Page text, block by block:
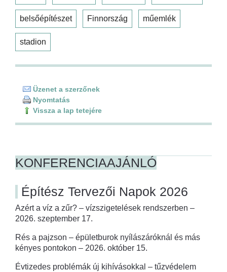
belsőépítészet Finnország műemlék
stadion
Üzenet a szerzőnek
Nyomtatás
Vissza a lap tetejére
KONFERENCIAAJÁNLÓ
Építész Tervezői Napok 2026
Azért a víz a zűr? – vízszigetelések rendszerben –
2026. szeptember 17.
Rés a pajzson – épületburok nyílászáróknál és más
kényes pontokon – 2026. október 15.
Évtizedes problémák új kihívásokkal – tűzvédelem